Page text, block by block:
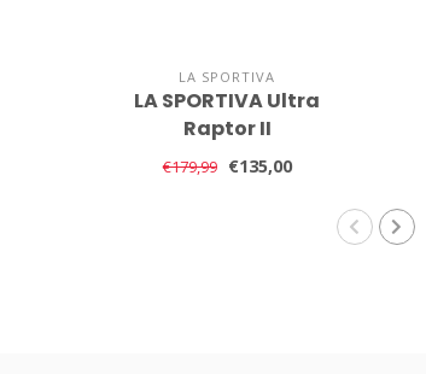
LA SPORTIVA
LA SPORTIVA Ultra
Raptor II
€179,99 €135,00